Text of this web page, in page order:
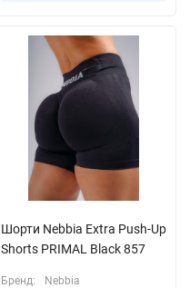
Шорти Nebbia Extra Push-Up
Shorts PRIMAL Black 857
Бренд: Nebbia